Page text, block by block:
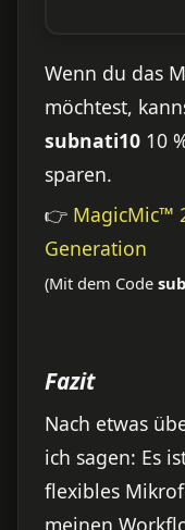
Wenn du das
möchtest,
subnati10 10
sparen.
👉 MagicMic™
Generation
(Mit dem Code
Fazit
Nach etwas
ich sagen: Es
flexibles
meinen